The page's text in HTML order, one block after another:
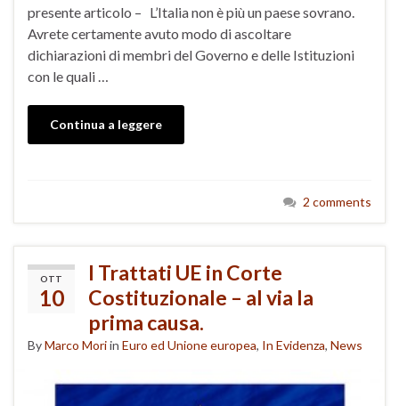
presente articolo – L’Italia non è più un paese sovrano.
Avrete certamente avuto modo di ascoltare
dichiarazioni di membri del Governo e delle Istituzioni
con le quali …
Continua a leggere
2 comments
OTT
10
I Trattati UE in Corte
Costituzionale – al via la
prima causa.
ByMarco Moriin Euro ed Unione europea, In Evidenza, News